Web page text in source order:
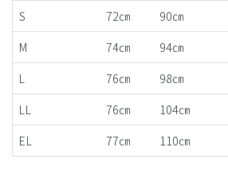
S
72㎝ 90㎝
M
74㎝ 94㎝
L
76㎝ 98㎝
LL
76㎝ 104㎝
EL
77㎝ 110㎝